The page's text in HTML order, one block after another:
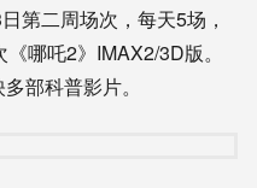
第二周场次，每天5场，
哪吒2》IMAX2/3D版。
部科普影片。